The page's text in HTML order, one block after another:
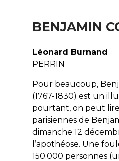
BENJAMIN
Léonard Burnand
PERRIN
Pour beaucoup,
(1767-1830) est un
pourtant, on peut lire
parisiennes de
dimanche 12
l’apothéose. Une
150.000 personnes